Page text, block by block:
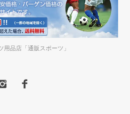
用品店「通販スポーツ」